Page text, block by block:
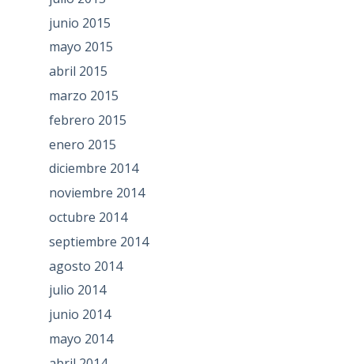
junio 2015
mayo 2015
abril 2015
marzo 2015
febrero 2015
enero 2015
diciembre 2014
noviembre 2014
octubre 2014
septiembre 2014
agosto 2014
julio 2014
junio 2014
mayo 2014